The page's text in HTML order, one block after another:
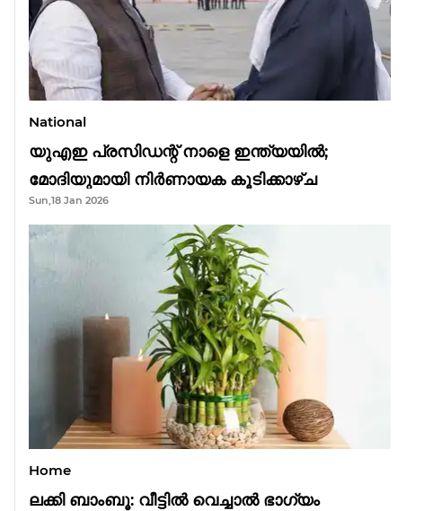
National
യുഎഇ പ്രസിഡന്റ് നാളെ ഇന്ത്യയിൽ;
മോദിയുമായി നിർണായക കൂടിക്കാഴ്ച
Sun,18 Jan 2026
Home
ലക്കി ബാംബൂ: വീട്ടിൽ വെച്ചാൽ ഭാഗ്യം